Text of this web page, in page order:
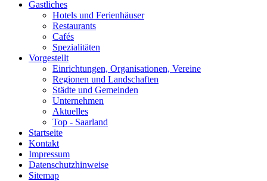
Gastliches
Hotels und Ferienhäuser
Restaurants
Cafés
Spezialitäten
Vorgestellt
Einrichtungen, Organisationen, Vereine
Regionen und Landschaften
Städte und Gemeinden
Unternehmen
Aktuelles
Top - Saarland
Startseite
Kontakt
Impressum
Datenschutzhinweise
Sitemap